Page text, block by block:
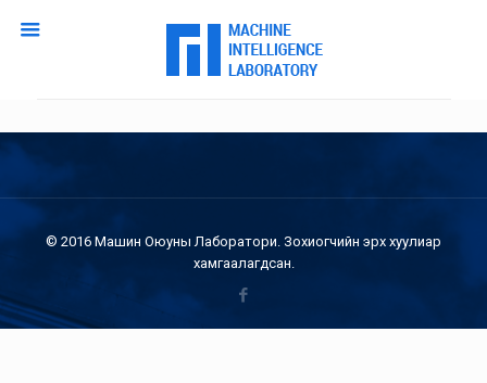
© 2016 Машин Оюуны Лаборатори. Зохиогчийн эрх хуулиар
хамгаалагдсан.